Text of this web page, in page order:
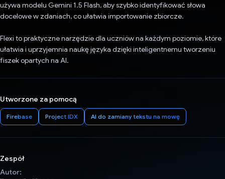
używa modelu Gemini 1.5 Flash, aby szybko identyfikować słowa
docelowe w zdaniach, co ułatwia importowanie zbiorcze.
Flexi to praktyczne narzędzie dla uczniów na każdym poziomie, które
ułatwia i uprzyjemnia naukę języka dzięki inteligentnemu tworzeniu
fiszek opartych na AI.
Utworzone za pomocą
Firebase Project IDX AI do zamiany tekstu na mowę
Zespół
Autor: